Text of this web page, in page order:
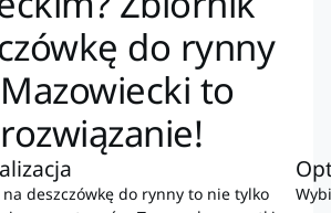
do rynny
to
deszczówkę do rynny to nie tylko